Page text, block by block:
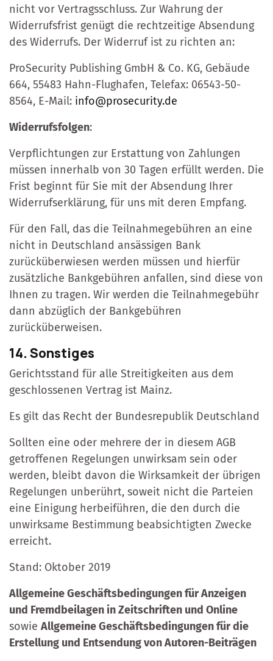
nicht vor Vertragsschluss. Zur Wahrung der
Widerrufsfrist genügt die rechtzeitige Absendung
des Widerrufs. Der Widerruf ist zu richten an:
ProSecurity Publishing GmbH & Co. KG, Gebäude
664, 55483 Hahn-Flughafen, Telefax: 06543-50-
8564, E-Mail: info@prosecurity.de
Widerrufsfolgen:
Verpflichtungen zur Erstattung von Zahlungen
müssen innerhalb von 30 Tagen erfüllt werden. Die
Frist beginnt für Sie mit der Absendung Ihrer
Widerrufserklärung, für uns mit deren Empfang.
Für den Fall, das die Teilnahmegebühren an eine
nicht in Deutschland ansässigen Bank
zurücküberwiesen werden müssen und hierfür
zusätzliche Bankgebühren anfallen, sind diese von
Ihnen zu tragen. Wir werden die Teilnahmegebühr
dann abzüglich der Bankgebühren
zurücküberweisen.
14. Sonstiges
Gerichtsstand für alle Streitigkeiten aus dem
geschlossenen Vertrag ist Mainz.
Es gilt das Recht der Bundesrepublik Deutschland
Sollten eine oder mehrere der in diesem AGB
getroffenen Regelungen unwirksam sein oder
werden, bleibt davon die Wirksamkeit der übrigen
Regelungen unberührt, soweit nicht die Parteien
eine Einigung herbeiführen, die den durch die
unwirksame Bestimmung beabsichtigten Zwecke
erreicht.
Stand: Oktober 2019
Allgemeine Geschäftsbedingungen für Anzeigen
und Fremdbeilagen in Zeitschriften und Online
sowie Allgemeine Geschäftsbedingungen für die
Erstellung und Entsendung von Autoren-Beiträgen